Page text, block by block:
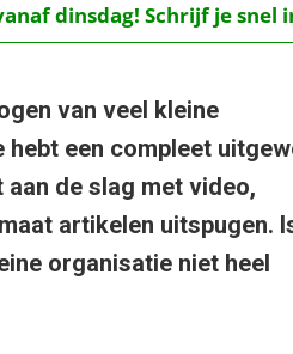
dinsdag! Schrijf je snel
van veel kleine
een compleet
de slag met video,
artikelen uitspugen.
organisatie niet heel